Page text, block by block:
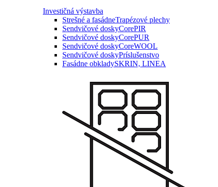
Investičná výstavba
Strešné a fasádneTrapézové plechy
Sendvičové doskyCorePIR
Sendvičové doskyCorePUR
Sendvičové doskyCoreWOOL
Sendvičové doskyPríslušenstvo
Fasádne obkladySKRIN, LINEA